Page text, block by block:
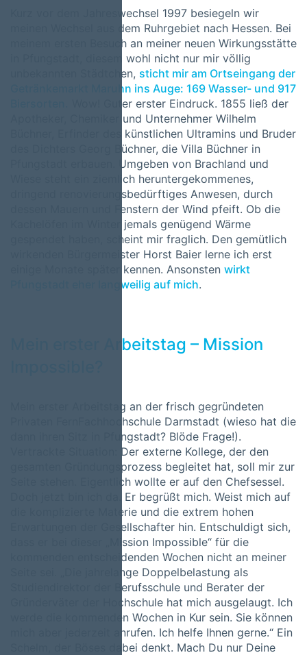
Kurz vor dem Jahreswechsel 1997 besiegeln wir
meinen Wechsel aus dem Ruhrgebiet nach Hessen. Bei
meinem ersten Besuch an meiner neuen Wirkungsstätte
in Pfungstadt, diesem wohl nicht nur mir völlig
unbekannten Städtchen, sticht mir am Ortseingang der
Getränkemarkt Maruhn ins Auge: 169 Wasser- und 917
Wow! Guter erster Eindruck. 1855 ließ der
Apotheker, Chemiker und Unternehmer Wilhelm
Büchner, Erfinder des künstlichen Ultramins und Bruder
des Dichters Georg Büchner, die Villa Büchner in
Pfungstadt erbauen. Umgeben von Brachland und
Wiese steht ein ziemlich heruntergekommenes,
dringend renovierungsbedürftiges Anwesen, durch
dessen Mauern und Fenstern der Wind pfeift. Ob die
Kachelöfen im Winter jemals genügend Wärme
gespendet haben, scheint mir fraglich. Den gemütlich
wirkenden Bürgermeister Horst Baier lerne ich erst
einige Monate später kennen. Ansonsten wirkt
Pfungstadt eher langweilig auf mich.
Mein erster Arbeitstag – Mission
Mein erster Arbeitstag an der frisch gegründeten
Privaten FernFachhochschule Darmstadt (wieso hat die
dann ihren Sitz in Pfungstadt? Blöde Frage!).
Vertrackte Situation: Der externe Kollege, der den
gesamten Gründungsprozess begleitet hat, soll mir zur
Seite stehen. Eigentlich wollte er auf den Chefsessel.
Doch jetzt bin ich da. Er begrüßt mich. Weist mich auf
die komplizierte Materie und die extrem hohen
Erwartungen der Gesellschafter hin. Entschuldigt sich,
dass er bei dieser „Mission Impossible“ für die
kommenden entscheidenden Wochen nicht an meiner
Seite sei. „Die jahrelange Doppelbelastung als
Studiendirektor der Berufsschule und Berater der
Gründerväter der Hochschule hat mich ausgelaugt. Ich
werde die kommenden Wochen in Kur sein. Sie können
mich aber jederzeit anrufen. Ich helfe Ihnen gerne.“ Ein
Schelm, der Böses dabei denkt. Mach Du nur Deine